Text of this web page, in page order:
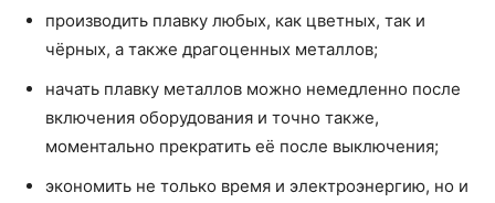
производить плавку любых, как цветных, так и
чёрных, а также драгоценных металлов;
начать плавку металлов можно немедленно после
включения оборудования и точно также,
моментально прекратить её после выключения;
экономить не только время и электроэнергию, но и